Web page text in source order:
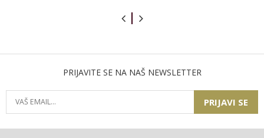
PRIJAVITE SE NA NAŠ NEWSLETTER
PRIJAVI SE